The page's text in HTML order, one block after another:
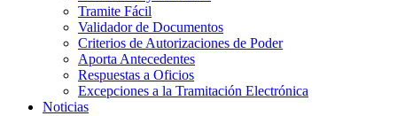
Tramite Fácil
Validador de Documentos
Criterios de Autorizaciones de Poder
Aporta Antecedentes
Respuestas a Oficios
Excepciones a la Tramitación Electrónica
Noticias